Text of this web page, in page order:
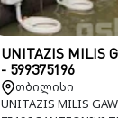
UNITAZIS MILIS
- 599375196
თბილისი
UNITAZIS MILIS